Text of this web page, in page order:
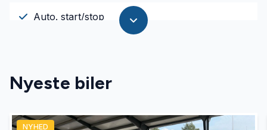
Auto. start/stop
Automatisk lys
Nyeste biler
NYHED